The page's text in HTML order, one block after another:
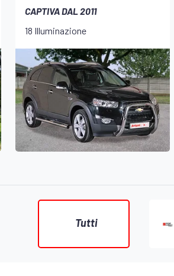
CAPTIVA DAL 2011
18 Illuminazione
Tutti